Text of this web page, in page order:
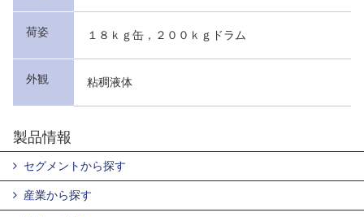
荷姿 １８ｋｇ缶，２００ｋｇドラム
外観 粘稠液体
製品情報
セグメントから探す
産業から探す